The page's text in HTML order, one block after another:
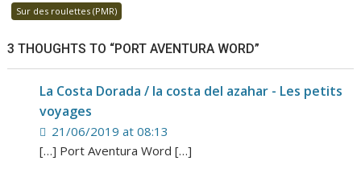
Sur des roulettes (PMR)
3 THOUGHTS TO “PORT AVENTURA WORD”
La Costa Dorada / la costa del azahar - Les petits
voyages
21/06/2019 at 08:13
[…] Port Aventura Word […]